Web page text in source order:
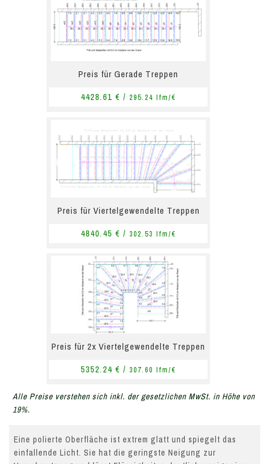
Preis für Gerade Treppen
4428.61 € / 295.24 lfm/€
Preis für Viertelgewendelte Treppen
4840.45 € / 302.53 lfm/€
Preis für 2x Viertelgewendelte Treppen
5352.24 € / 307.60 lfm/€
Alle Preise verstehen sich inkl. der gesetzlichen MwSt. in Höhe von
19%.
Eine polierte Oberfläche ist extrem glatt und spiegelt das
einfallende Licht. Sie hat die geringste Neigung zur